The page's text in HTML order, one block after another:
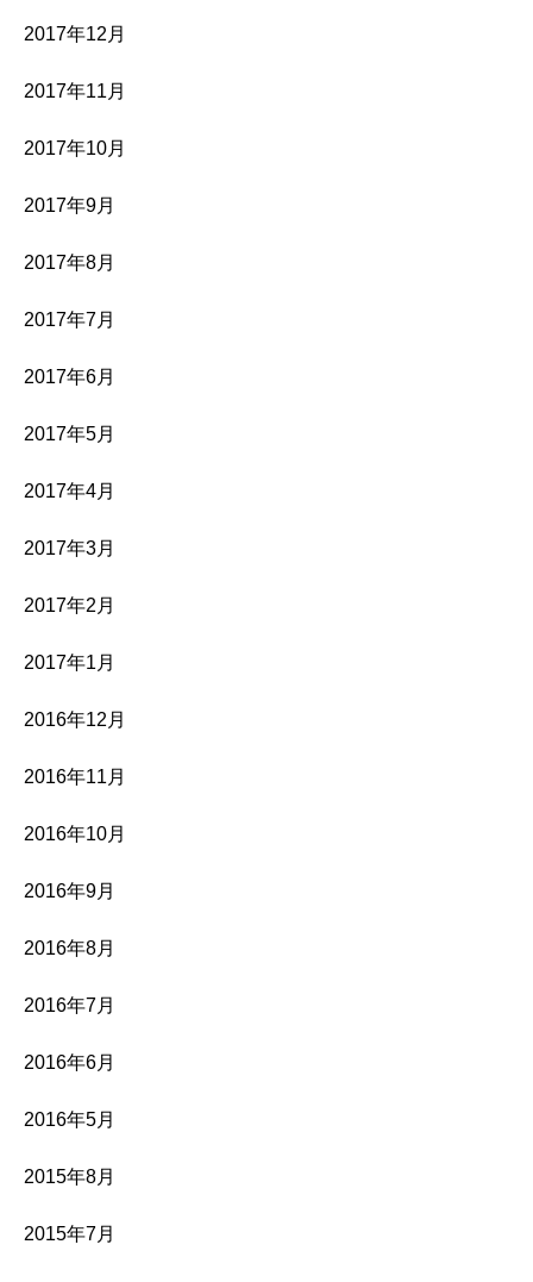
2017年12月
2017年11月
2017年10月
2017年9月
2017年8月
2017年7月
2017年6月
2017年5月
2017年4月
2017年3月
2017年2月
2017年1月
2016年12月
2016年11月
2016年10月
2016年9月
2016年8月
2016年7月
2016年6月
2016年5月
2015年8月
2015年7月